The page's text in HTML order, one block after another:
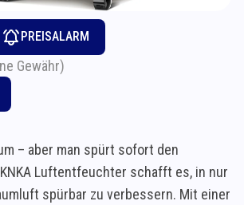
PREISALARM
Gewähr)
– aber man spürt sofort den
Luftentfeuchter schafft es, in nur
spürbar zu verbessern. Mit einer